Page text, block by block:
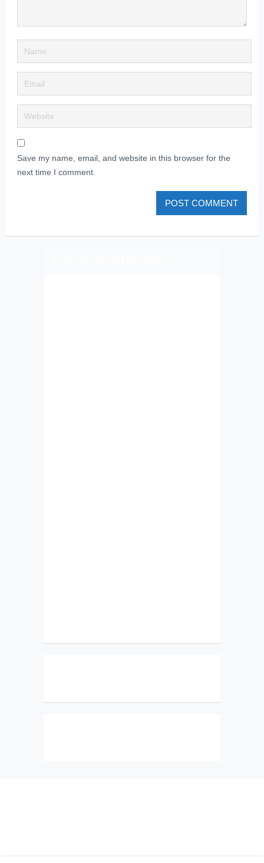
Save my name, email, and website in this browser for the
next time I comment.